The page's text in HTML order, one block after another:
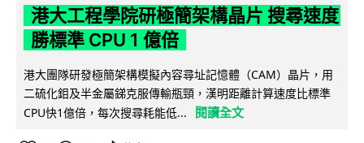
港大工程學院研極簡架構晶片 搜尋速度
勝標準 CPU 1 億倍
港大團隊研發極簡架構模擬內容尋址記憶體（CAM）晶片，用
二硫化鉬及半金屬銻克服傳輸瓶頸，漢明距離計算速度比標準
CPU快1億倍，每次搜尋耗能低...
閱讀全文